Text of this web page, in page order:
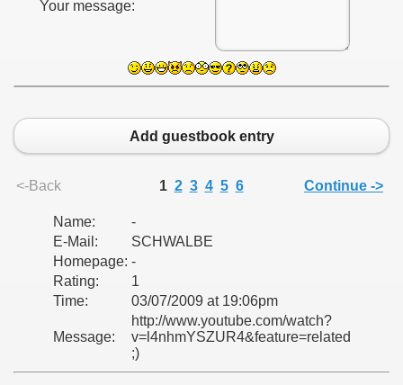
Your message:
Add guestbook entry
<-Back 1 2 3 4 5 6 Continue ->
Name:
-
E-Mail:
SCHWALBE
Homepage: -
Rating:
1
Time:
03/07/2009 at 19:06pm
Message:
http://www.youtube.com/watch?
v=l4nhmYSZUR4&feature=related
;)